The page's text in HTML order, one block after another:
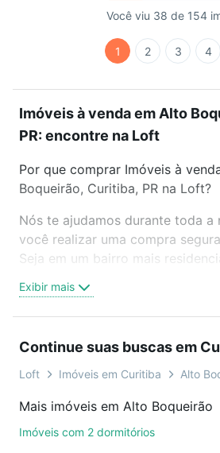
Você viu 38 de 154
1 2 3 4
Imóveis à venda em Alto
PR: encontre na Loft
Por que comprar Imóveis à
Boqueirão, Curitiba, PR na Loft?
Nós te ajudamos durante toda a
você realizar uma compra
Seja em um bairro mais
oferta ideal de Imóveis à venda
Curitiba, PR para conquistar seu
compromisso e você ainda conta
mil corretores e imobiliárias te
Como escolher um imóvel?
Exibir mais
Continue suas buscas em
Loft Imóveis em Curitiba Alto
Mais imóveis em Alto Boqueirão
Imóveis com 2 dormitórios